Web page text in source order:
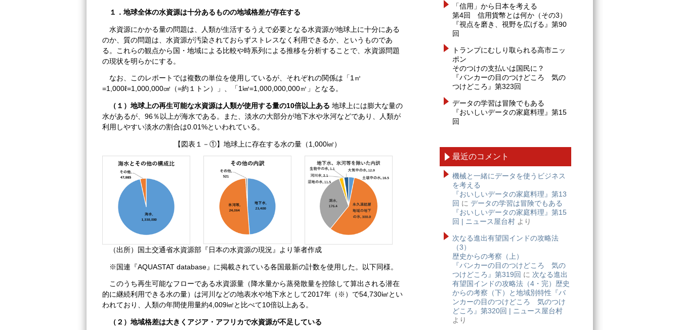
１．地球全体の水資源は十分あるものの地域格差が存在する
水資源にかかる量の問題は、人類が生活するうえで必要となる水資源が地球上に十分にある
のか、質の問題は、水資源が汚染されておらずストレスなく利用できるか、というものであ
る。これらの観点から国・地域による比較や時系列による推移を分析することで、水資源問題
の現状を明らかにする。
なお、このレポートでは複数の単位を使用しているが、それぞれの関係は「1㎥
=1,000ℓ=1,000,000㎤（=約１トン）」、「1㎦=1,000,000,000㎥」となる。
（１）地球上の再生可能な水資源は人類が使用する量の10倍以上ある 地球上には膨大な量の
水があるが、96％以上が海水である。また、淡水の大部分が地下水や氷河などであり、人類が
利用しやすい淡水の割合は0.01%といわれている。
【図表１－①】地球上に存在する水の量（1,000㎦）
（出所）国土交通省水資源部『日本の水資源の現況』より筆者作成
※国連『AQUASTAT database』に掲載されている各国最新の計数を使用した。以下同様。
このうち再生可能なフローである水資源量（降水量から蒸発散量を控除して算出される潜在
的に継続利用できる水の量）は河川などの地表水や地下水として2017年（※）で54,730㎦とい
われており、人類の年間使用量約4,009㎦と比べて10倍以上ある。
（２）地域格差は大きくアジア・アフリカで水資源が不足している
「信用」から日本を考える
第4回 信用貨幣とは何か（その3）
『視点を磨き、視野を広げる』第90
回
トランプにむしり取られる高市ニッ
ポン
そのつけの支払いは国民に？
『バンカーの目のつけどころ 気の
つけどころ』第323回
データの学習は冒険でもある
『おいしいデータの家庭料理』第15
回
最近のコメント
機械と一緒にデータを使うビジネス
を考える
『おいしいデータの家庭料理』第13
回 に データの学習は冒険でもある
『おいしいデータの家庭料理』第15
回 | ニュース屋台村 より
次なる進出有望国インドの攻略法
（3）
歴史からの考察（上）
『バンカーの目のつけどころ 気の
つけどころ』第319回 に 次なる進出
有望国インドの攻略法（4・完）歴史
からの考察（下）と地域別特性『バ
ンカーの目のつけどころ 気のつけ
どころ』第320回 | ニュース屋台村
より